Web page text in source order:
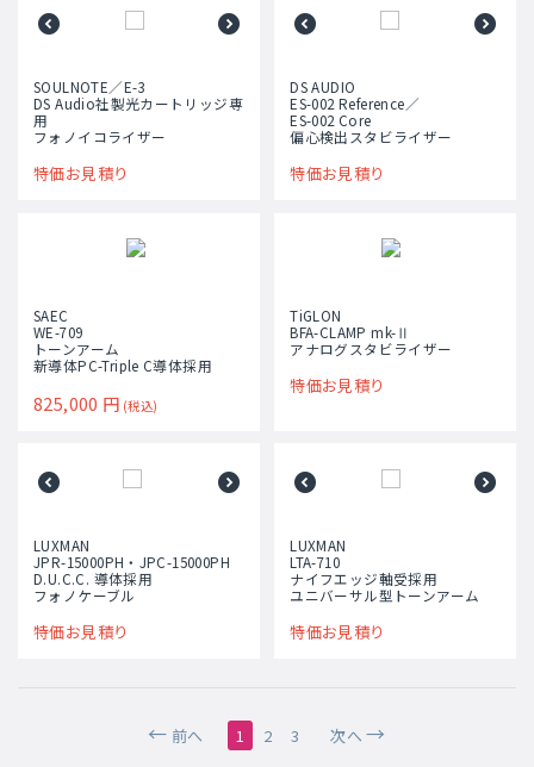
SOULNOTE／E-3
DS Audio社製光カートリッジ専
用
フォノイコライザー
特価お見積り
DS AUDIO
ES-002 Reference／
ES-002 Core
偏心検出スタビライザー
特価お見積り
SAEC
WE-709
トーンアーム
新導体PC-Triple C導体採用
825,000 円 (税込)
TiGLON
BFA-CLAMP mk-Ⅱ
アナログスタビライザー
特価お見積り
LUXMAN
JPR-15000PH・JPC-15000PH
D.U.C.C. 導体採用
フォノケーブル
特価お見積り
LUXMAN
LTA-710
ナイフエッジ軸受採用
ユニバーサル型トーンアーム
特価お見積り
前へ 1 2 3 次へ